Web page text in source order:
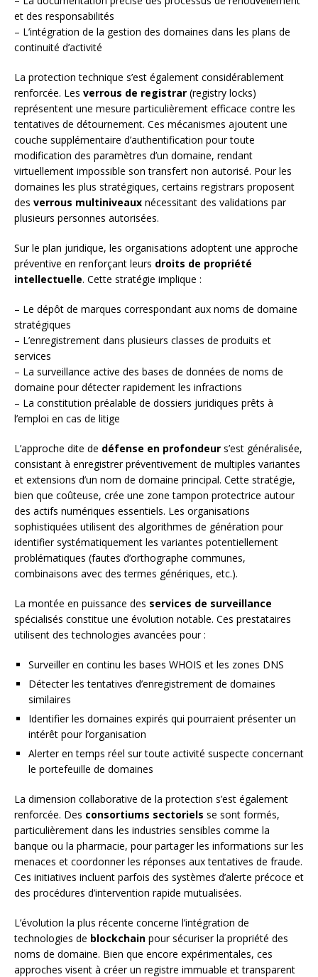
et des responsabilités
– L’intégration de la gestion des domaines dans les plans de
continuité d’activité
La protection technique s’est également considérablement
renforcée. Les verrous de registrar (registry locks)
représentent une mesure particulièrement efficace contre les
tentatives de détournement. Ces mécanismes ajoutent une
couche supplémentaire d’authentification pour toute
modification des paramètres d’un domaine, rendant
virtuellement impossible son transfert non autorisé. Pour les
domaines les plus stratégiques, certains registrars proposent
des verrous multiniveaux nécessitant des validations par
plusieurs personnes autorisées.
Sur le plan juridique, les organisations adoptent une approche
préventive en renforçant leurs droits de propriété
intellectuelle. Cette stratégie implique :
– Le dépôt de marques correspondant aux noms de domaine
stratégiques
– L’enregistrement dans plusieurs classes de produits et
services
– La surveillance active des bases de données de noms de
domaine pour détecter rapidement les infractions
– La constitution préalable de dossiers juridiques prêts à
l’emploi en cas de litige
L’approche dite de défense en profondeur s’est généralisée,
consistant à enregistrer préventivement de multiples variantes
et extensions d’un nom de domaine principal. Cette stratégie,
bien que coûteuse, crée une zone tampon protectrice autour
des actifs numériques essentiels. Les organisations
sophistiquées utilisent des algorithmes de génération pour
identifier systématiquement les variantes potentiellement
problématiques (fautes d’orthographe communes,
combinaisons avec des termes génériques, etc.).
La montée en puissance des services de surveillance
spécialisés constitue une évolution notable. Ces prestataires
utilisent des technologies avancées pour :
Surveiller en continu les bases WHOIS et les zones DNS
Détecter les tentatives d’enregistrement de domaines
similaires
Identifier les domaines expirés qui pourraient présenter un
intérêt pour l’organisation
Alerter en temps réel sur toute activité suspecte concernant
le portefeuille de domaines
La dimension collaborative de la protection s’est également
renforcée. Des consortiums sectoriels se sont formés,
particulièrement dans les industries sensibles comme la
banque ou la pharmacie, pour partager les informations sur les
menaces et coordonner les réponses aux tentatives de fraude.
Ces initiatives incluent parfois des systèmes d’alerte précoce et
des procédures d’intervention rapide mutualisées.
L’évolution la plus récente concerne l’intégration de
technologies de blockchain pour sécuriser la propriété des
noms de domaine. Bien que encore expérimentales, ces
approches visent à créer un registre immuable et transparent